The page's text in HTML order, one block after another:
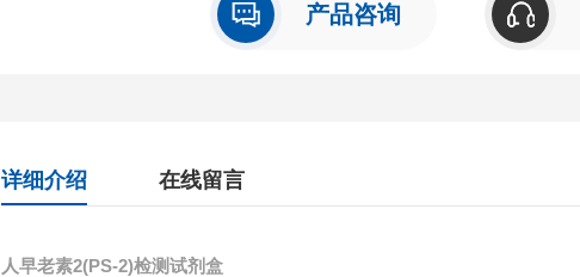
产品咨询
详细介绍 在线留言
人早老素2(PS-2)检测试剂盒